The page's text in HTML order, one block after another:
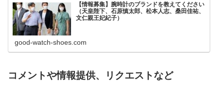
【情報募集】腕時計のブランドを教えてください
（天皇陛下、石原慎太郎、松本人志、桑田佳祐、
文仁親王妃紀子）
good-watch-shoes.com
コメントや情報提供、リクエストなど